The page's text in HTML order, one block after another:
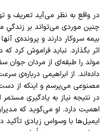
در واقع به نظر می‌آید تعریف و
چنین موردی می‌تواند بر زندگیِ
بیمه سروکار دارند و پرونده‌ی
اثر بگذارد. نباید فراموش کرد
مولد را طبقه‌ای از مردان
داده‌اند. از ابراهیمی درباره‌ی
مصنوعی می‌پرسم و اینکه از
در نتیجه نیاز به یادگیری
اهمیت دارد. او می‌گوید که
ایمیل‌ها با وسواس زیادی تأکید